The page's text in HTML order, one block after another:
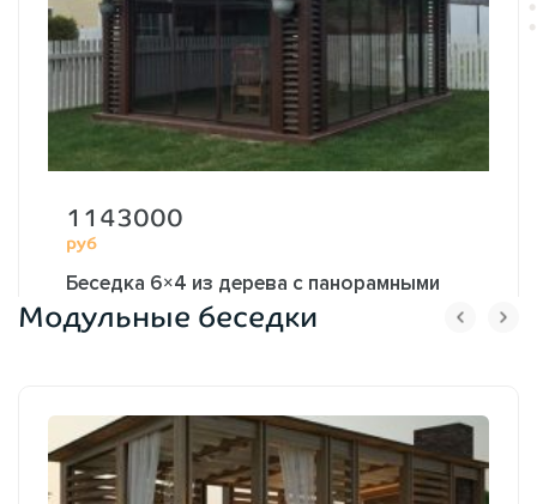
1143000
руб
Беседка 6×4 из дерева с панорамными
раздвижными окнами 2626
ОФОРМИТЬ ЗАКАЗ
Модульные беседки